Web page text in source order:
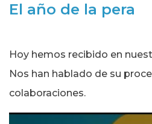
El año de la pera
Hoy hemos recibido en
Nos han hablado de su
colaboraciones.